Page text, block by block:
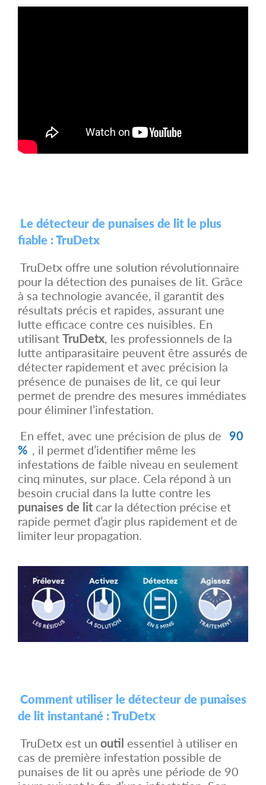
Le détecteur de punaises de lit le plus
fiable : TruDetx
TruDetx offre une solution révolutionnaire
pour la détection des punaises de lit. Grâce
à sa technologie avancée, il garantit des
résultats précis et rapides, assurant une
lutte efficace contre ces nuisibles. En
utilisantTruDetx, les professionnels de la
lutte antiparasitaire peuvent être assurés de
détecter rapidement et avec précision la
présence de punaises de lit, ce qui leur
permet de prendre des mesures immédiates
pour éliminer l’infestation.
En effet, avec une précision de plus de 90
% , il permet d’identifier même les
infestations de faible niveau en seulement
cinq minutes, sur place. Cela répond à un
besoin crucial dans la lutte contre les
punaises de lit car la détection précise et
rapide permet d’agir plus rapidement et de
limiter leur propagation.
Comment utiliser le détecteur de punaises
de lit instantané : TruDetx
TruDetx est un outil essentiel à utiliser en
cas de première infestation possible de
punaises de lit ou après une période de 90